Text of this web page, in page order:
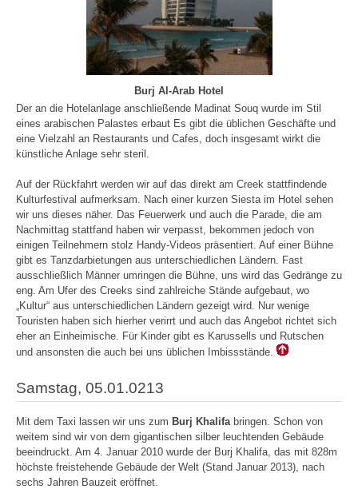
Burj Al-Arab Hotel
Der an die Hotelanlage anschließende Madinat Souq wurde im Stil
eines arabischen Palastes erbaut Es gibt die üblichen Geschäfte und
eine Vielzahl an Restaurants und Cafes, doch insgesamt wirkt die
künstliche Anlage sehr steril.
Auf der Rückfahrt werden wir auf das direkt am Creek stattfindende
Kulturfestival aufmerksam. Nach einer kurzen Siesta im Hotel sehen
wir uns dieses näher. Das Feuerwerk und auch die Parade, die am
Nachmittag stattfand haben wir verpasst, bekommen jedoch von
einigen Teilnehmern stolz Handy-Videos präsentiert. Auf einer Bühne
gibt es Tanzdarbietungen aus unterschiedlichen Ländern. Fast
ausschließlich Männer umringen die Bühne, uns wird das Gedränge zu
eng. Am Ufer des Creeks sind zahlreiche Stände aufgebaut, wo
„Kultur“ aus unterschiedlichen Ländern gezeigt wird. Nur wenige
Touristen haben sich hierher verirrt und auch das Angebot richtet sich
eher an Einheimische. Für Kinder gibt es Karussells und Rutschen
und ansonsten die auch bei uns üblichen Imbissstände.
Samstag, 05.01.0213
Mit dem Taxi lassen wir uns zum Burj Khalifa bringen. Schon von
weitem sind wir von dem gigantischen silber leuchtenden Gebäude
beeindruckt. Am 4. Januar 2010 wurde der Burj Khalifa, das mit 828m
höchste freistehende Gebäude der Welt (Stand Januar 2013), nach
sechs Jahren Bauzeit eröffnet.